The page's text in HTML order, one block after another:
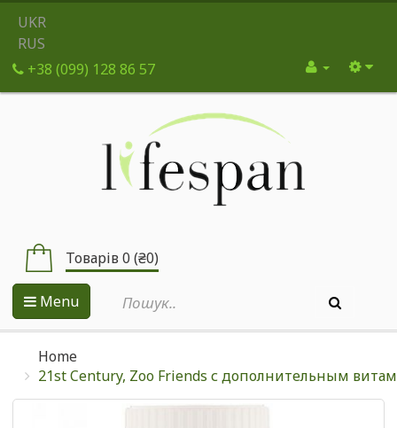
UKR
RUS
+38 (099) 128 86 57
Товарів 0 (₴0)
Menu
Home
21st Century, Zoo Friends с дополнительным